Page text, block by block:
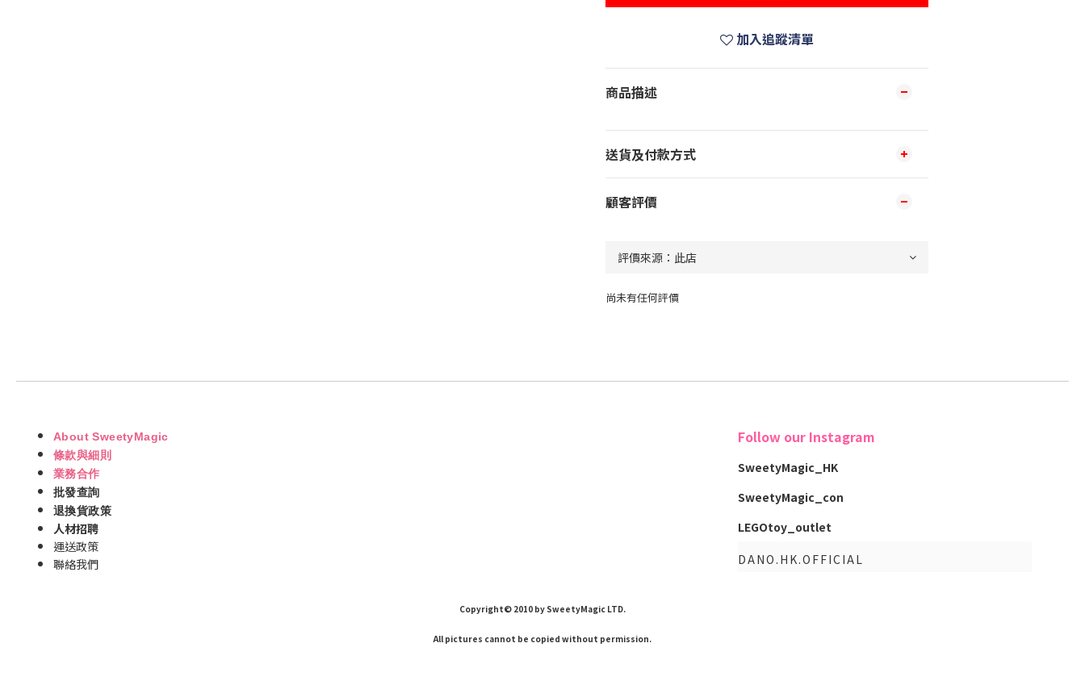
加入追蹤清單
商品描述
送貨及付款方式
顧客評價
尚未有任何評價
About SweetyMagic
條款與細則
業務合作
批發查詢
退換貨政策
人材招聘
運送政策
聯絡我們
Follow our Instagram
SweetyMagic_HK
SweetyMagic_con
LEGOtoy_outlet
DANO.HK.OFFICIAL
Copyright© 2010 by SweetyMagic LTD.
All pictures cannot be copied without permission.